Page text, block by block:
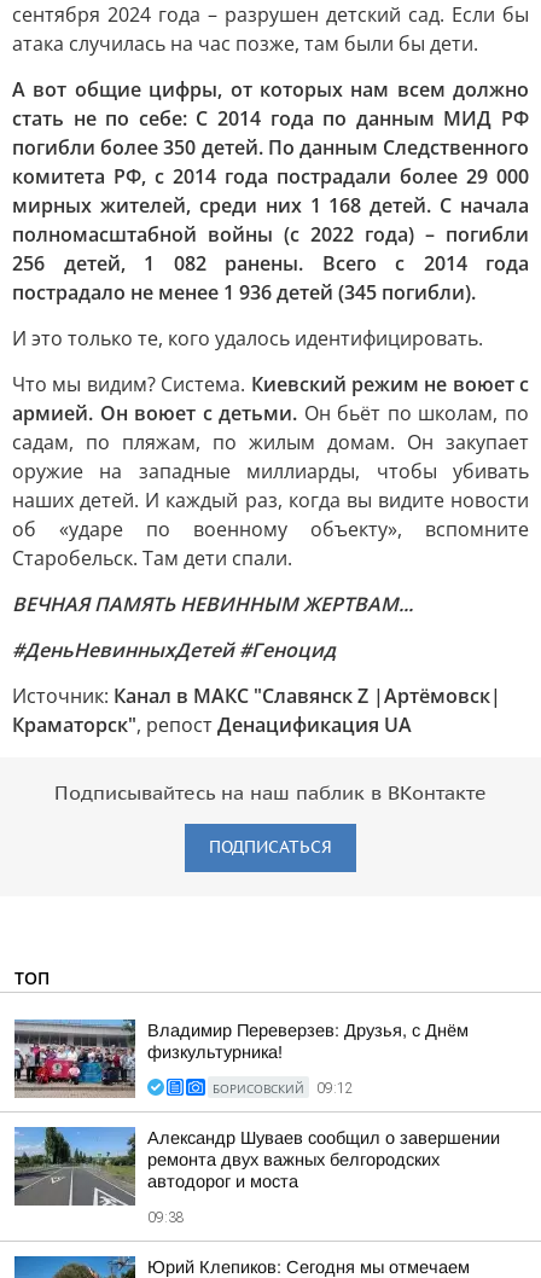
сентября 2024 года – разрушен детский сад. Если бы
атака случилась на час позже, там были бы дети.
А вот общие цифры, от которых нам всем должно
стать не по себе: С 2014 года по данным МИД РФ
погибли более 350 детей. По данным Следственного
комитета РФ, с 2014 года пострадали более 29 000
мирных жителей, среди них 1 168 детей. С начала
полномасштабной войны (с 2022 года) – погибли
256 детей, 1 082 ранены. Всего с 2014 года
пострадало не менее 1 936 детей (345 погибли).
И это только те, кого удалось идентифицировать.
Что мы видим? Система. Киевский режим не воюет с
армией. Он воюет с детьми. Он бьёт по школам, по
садам, по пляжам, по жилым домам. Он закупает
оружие на западные миллиарды, чтобы убивать
наших детей. И каждый раз, когда вы видите новости
об «ударе по военному объекту», вспомните
Старобельск. Там дети спали.
ВЕЧНАЯ ПАМЯТЬ НЕВИННЫМ ЖЕРТВАМ...
#ДеньНевинныхДетей #Геноцид
Источник: Канал в МАКС "Славянск Z |Артёмовск|
Краматорск", репостДенацификация UA
Подписывайтесь на наш паблик в ВКонтакте
ПОДПИСАТЬСЯ
ТОП
Владимир Переверзев: Друзья, с Днём
физкультурника!
БОРИСОВСКИЙ 09:12
Александр Шуваев сообщил о завершении
ремонта двух важных белгородских
автодорог и моста
09:38
Юрий Клепиков: Сегодня мы отмечаем